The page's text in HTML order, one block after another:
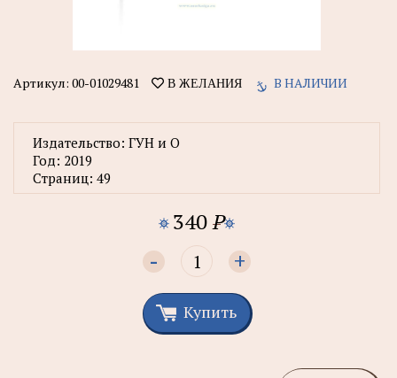
Артикул: 00-01029481 В ЖЕЛАНИЯ В НАЛИЧИИ
Издательство: ГУН и О
Год: 2019
Страниц: 49
340P
- +
Купить